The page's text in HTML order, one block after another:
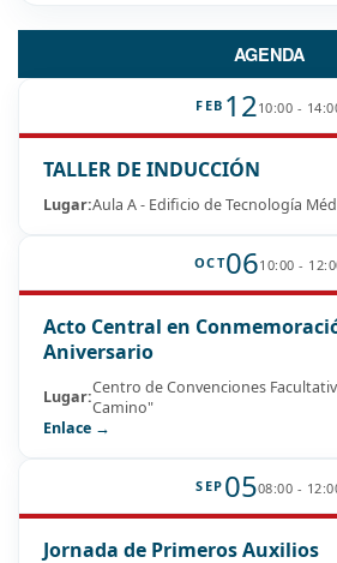
AGENDA
FEB 1210:00 -
TALLER DE INDUCCIÓN
Lugar:Aula A - Edificio de Tecnología
OCT0610:00 -
Acto Central en
Aniversario
Lugar:Centro de Convenciones
Camino"
Enlace →
SEP 0508:00 -
Jornada de Primeros Auxilios